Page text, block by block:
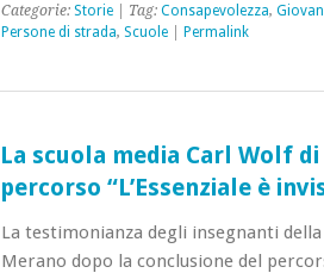
Categorie: Storie| Tag: Consapevolezza,
Persone di strada, Scuole| Permalink
La scuola media Carl Wolf di
percorso “L’Essenziale è
La testimonianza degli insegnanti
Merano dopo la conclusione del